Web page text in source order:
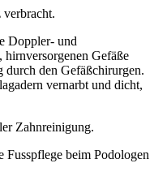
Doppler- und
Gefäße
durch den Gefäßchirurgen.
vernarbt und dicht,
Zahnreinigung.
Fusspflege beim Podologen